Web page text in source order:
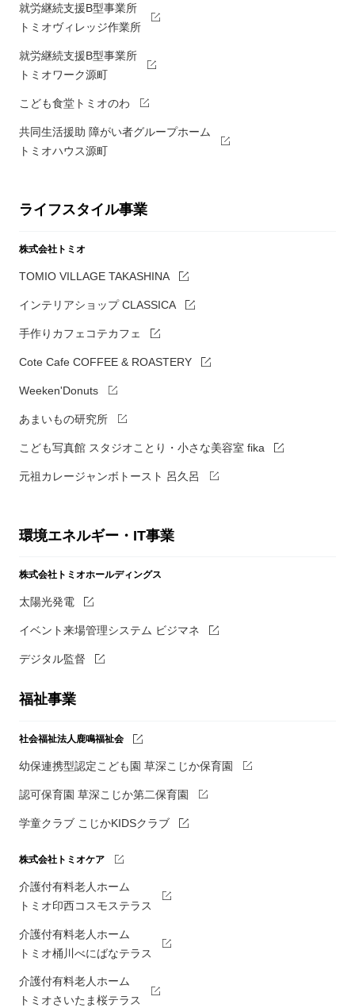
就労継続支援B型事業所
トミオヴィレッジ作業所
就労継続支援B型事業所
トミオワーク源町
こども食堂トミオのわ
共同生活援助 障がい者グループホーム
トミオハウス源町
ライフスタイル事業
株式会社トミオ
TOMIO VILLAGE TAKASHINA
インテリアショップ CLASSICA
手作りカフェコテカフェ
Cote Cafe COFFEE & ROASTERY
Weeken'Donuts
あまいもの研究所
こども写真館 スタジオことり・小さな美容室 fika
元祖カレージャンボトースト 呂久呂
環境エネルギー・IT事業
株式会社トミオホールディングス
太陽光発電
イベント来場管理システム ビジマネ
デジタル監督
福祉事業
社会福祉法人鹿鳴福祉会
幼保連携型認定こども園 草深こじか保育園
認可保育園 草深こじか第二保育園
学童クラブ こじかKIDSクラブ
株式会社トミオケア
介護付有料老人ホーム
トミオ印西コスモステラス
介護付有料老人ホーム
トミオ桶川べにばなテラス
介護付有料老人ホーム
トミオさいたま桜テラス